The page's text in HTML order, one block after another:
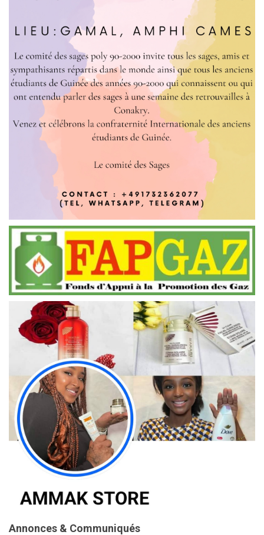
Annonces & Communiqués